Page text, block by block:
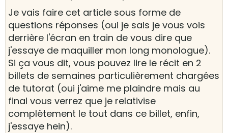
Je vais faire cet article sous forme de
questions réponses (oui je sais je vous vois
derrière l'écran en train de vous dire que
j'essaye de maquiller mon long monologue).
Si ça vous dit, vous pouvez lire le récit en 2
billets de semaines particulièrement chargées
de tutorat (oui j'aime me plaindre mais au
final vous verrez que je relativise
complètement le tout dans ce billet, enfin,
j'essaye hein).